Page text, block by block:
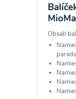
Obsah
Odoslaním
spracovaním
zasielania
prečítal(a)
údajov a